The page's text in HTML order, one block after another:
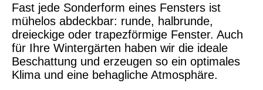
Fast jede Sonderform eines Fensters ist
mühelos abdeckbar: runde, halbrunde,
dreieckige oder trapezförmige Fenster. Auch
für Ihre Wintergärten haben wir die ideale
Beschattung und erzeugen so ein optimales
Klima und eine behagliche Atmosphäre.